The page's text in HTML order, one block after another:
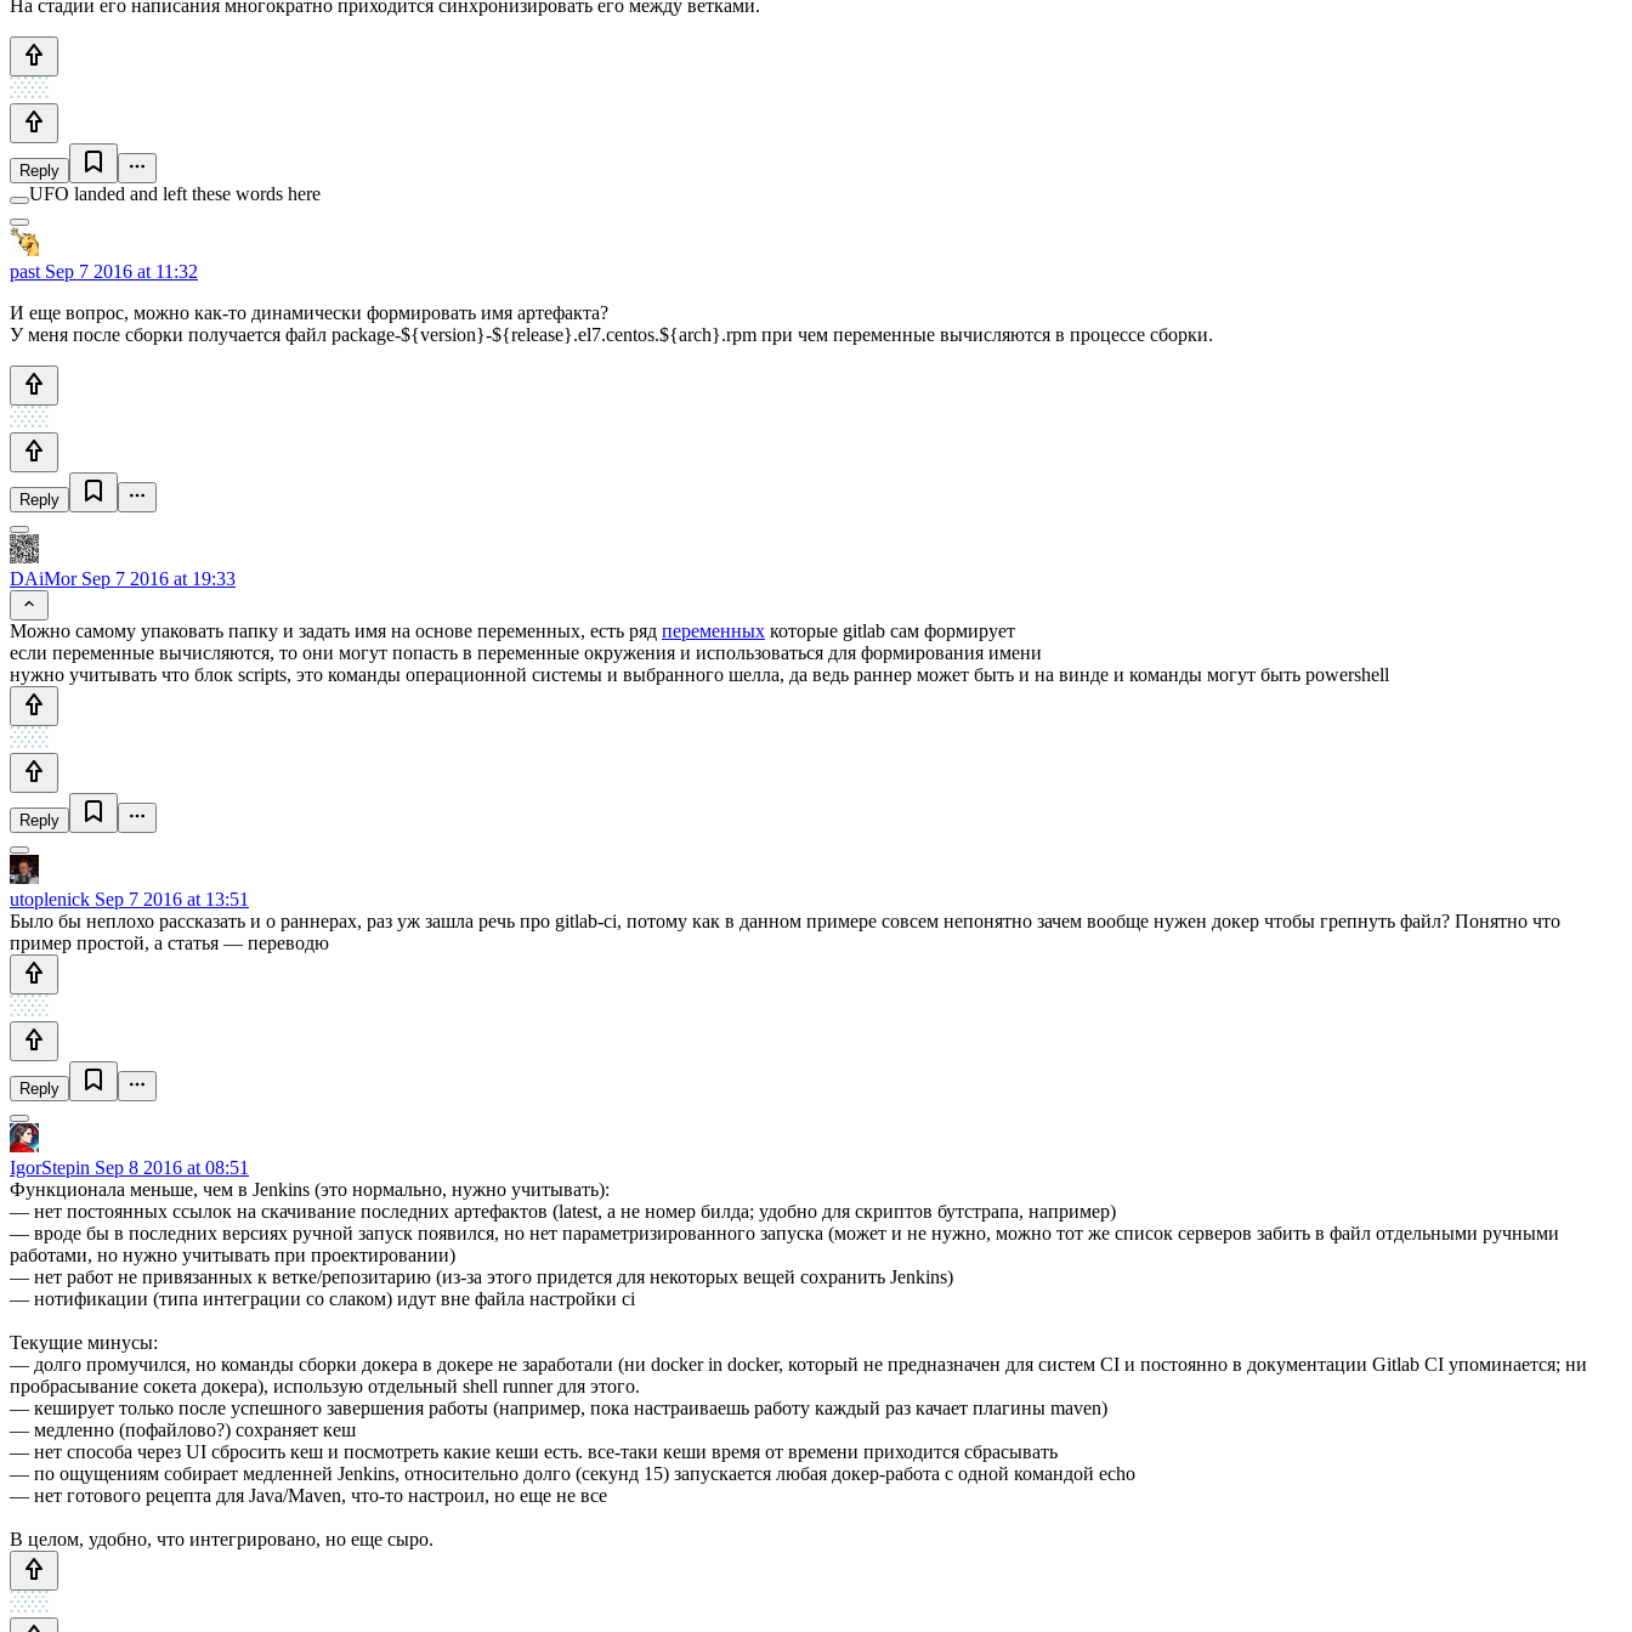
На стадии его написания многократно приходится синхронизировать его между ветками.
Reply
UFO landed and left these words here
past Sep 7 2016 at 11:32
И еще вопрос, можно как-то динамически формировать имя артефакта?
У меня после сборки получается файл package-${version}-${release}.el7.centos.${arch}.rpm при чем переменные вычисляются в процессе сборки.
Reply
DAiMorSep 7 2016 at 19:33
Можно самому упаковать папку и задать имя на основе переменных, есть ряд переменных которые gitlab сам формирует
если переменные вычисляются, то они могут попасть в переменные окружения и использоваться для формирования имени
нужно учитывать что блок scripts, это команды операционной системы и выбранного шелла, да ведь раннер может быть и на винде и команды могут быть powershell
Reply
utoplenick Sep 7 2016 at 13:51
Было бы неплохо рассказать и о раннерах, раз уж зашла речь про gitlab-ci, потому как в данном примере совсем непонятно зачем вообще нужен докер чтобы грепнуть файл? Понятно что
пример простой, а статья — переводю
Reply
IgorStepin Sep 8 2016 at 08:51
Функционала меньше, чем в Jenkins (это нормально, нужно учитывать):
— нет постоянных ссылок на скачивание последних артефактов (latest, а не номер билда; удобно для скриптов бутстрапа, например)
— вроде бы в последних версиях ручной запуск появился, но нет параметризированного запуска (может и не нужно, можно тот же список серверов забить в файл отдельными ручными
работами, но нужно учитывать при проектировании)
— нет работ не привязанных к ветке/репозитарию (из-за этого придется для некоторых вещей сохранить Jenkins)
— нотификации (типа интеграции со слаком) идут вне файла настройки ci
Текущие минусы:
— долго промучился, но команды сборки докера в докере не заработали (ни docker in docker, который не предназначен для систем CI и постоянно в документации Gitlab CI упоминается; ни
пробрасывание сокета докера), использую отдельный shell runner для этого.
— кеширует только после успешного завершения работы (например, пока настраиваешь работу каждый раз качает плагины maven)
— медленно (пофайлово?) сохраняет кеш
— нет способа через UI сбросить кеш и посмотреть какие кеши есть. все-таки кеши время от времени приходится сбрасывать
— по ощущениям собирает медленней Jenkins, относительно долго (секунд 15) запускается любая докер-работа с одной командой echo
— нет готового рецепта для Java/Maven, что-то настроил, но еще не все
В целом, удобно, что интегрировано, но еще сыро.